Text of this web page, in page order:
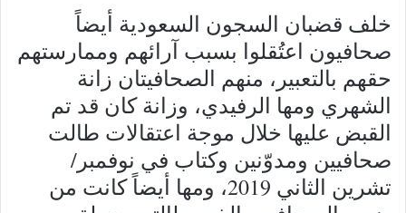
خلف قضبان السجون السعودية أيضاً
صحافيون اعتُقلوا بسبب آرائهم وممارستهم
حقهم بالتعبير، منهم الصحافيتان زانة
الشهري ومها الرفيدي، وزانة كان قد تم
القبض عليها خلال موجة اعتقالات طالت
صحافيين ومدوّنين وكتاب في نوفمبر/
تشرين الثاني 2019، ومها أيضاً كانت من